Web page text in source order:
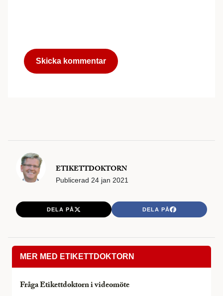
ETIKETTDOKTORN
Publicerad 24 jan 2021
DELA PÅ DELA PÅ
MER MED ETIKETTDOKTORN
Fråga Etikettdoktorn i videomöte